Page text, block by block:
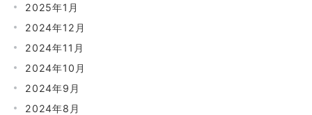
2025年1月
2024年12月
2024年11月
2024年10月
2024年9月
2024年8月